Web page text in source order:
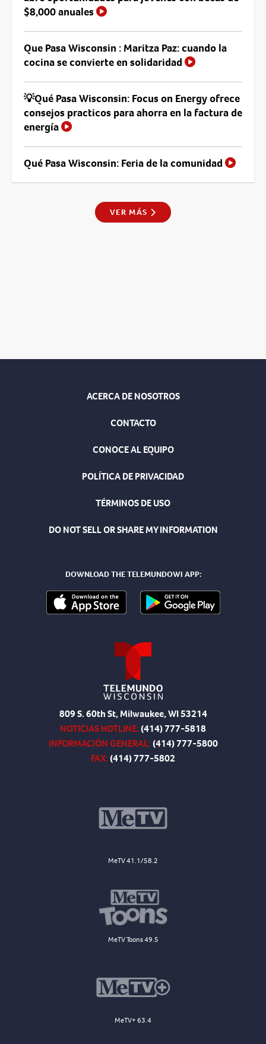
$8,000 anuales
Que Pasa Wisconsin : Maritza Paz: cuando la
cocina se convierte en solidaridad
💡Qué Pasa Wisconsin: Focus on Energy ofrece
consejos practicos para ahorra en la factura de
energía
Qué Pasa Wisconsin: Feria de la comunidad
VER MÁS
ACERCA DE NOSOTROS
CONTACTO
CONOCE AL EQUIPO
POLÍTICA DE PRIVACIDAD
TÉRMINOS DE USO
DO NOT SELL OR SHARE MY INFORMATION
DOWNLOAD THE TELEMUNDOWI APP:
809 S. 60th St, Milwaukee, WI 53214
NOTICIAS HOTLINE:(414) 777-5818
INFORMACIÓN GENERAL:(414) 777-5800
FAX:(414) 777-5802
MeTV 41.1/58.2
MeTV Toons 49.5
MeTV+ 63.4